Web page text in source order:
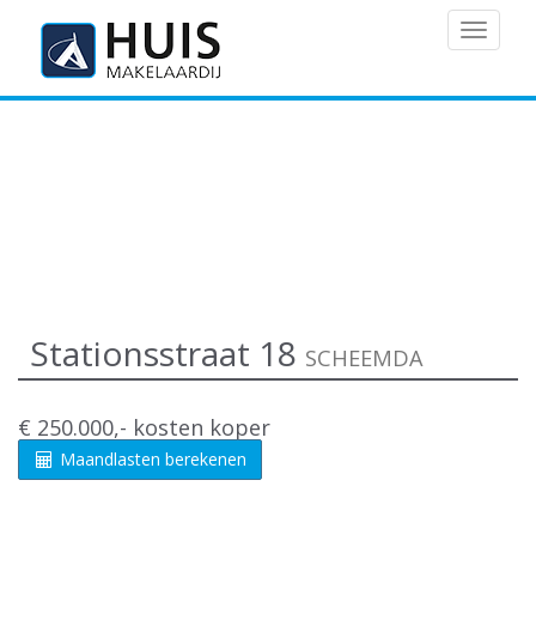
MENU
Stationsstraat 18 SCHEEMDA
€ 250.000,- kosten koper
Maandlasten berekenen